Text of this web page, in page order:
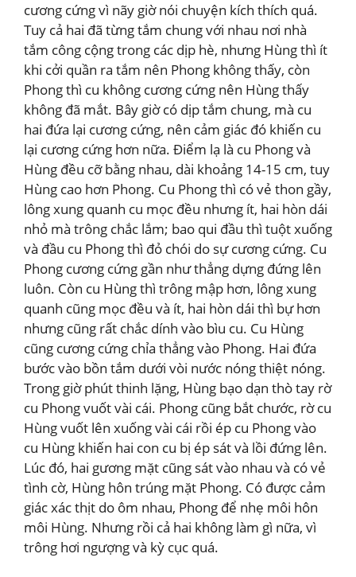
cương cứng vì nãy giờ nói chuyện kích thích quá.
Tuy cả hai đã từng tắm chung với nhau nơi nhà
tắm công cộng trong các dịp hè, nhưng Hùng thì ít
khi cởi quần ra tắm nên Phong không thấy, còn
Phong thì cu không cương cứng nên Hùng thấy
không đã mắt. Bây giờ có dịp tắm chung, mà cu
hai đứa lại cương cứng, nên cảm giác đó khiến cu
lại cương cứng hơn nữa. Điểm lạ là cu Phong và
Hùng đều cỡ bằng nhau, dài khoảng 14-15 cm, tuy
Hùng cao hơn Phong. Cu Phong thì có vẻ thon gầy,
lông xung quanh cu mọc đều nhưng ít, hai hòn dái
nhỏ mà trông chắc lắm; bao qui đầu thì tuột xuống
và đầu cu Phong thì đỏ chói do sự cương cứng. Cu
Phong cương cứng gần như thẳng dựng đứng lên
luôn. Còn cu Hùng thì trông mập hơn, lông xung
quanh cũng mọc đều và ít, hai hòn dái thì bự hơn
nhưng cũng rất chắc dính vào bìu cu. Cu Hùng
cũng cương cứng chỉa thẳng vào Phong. Hai đứa
bước vào bồn tắm dưới vòi nước nóng thiệt nóng.
Trong giờ phút thinh lặng, Hùng bạo dạn thò tay rờ
cu Phong vuốt vài cái. Phong cũng bắt chước, rờ cu
Hùng vuốt lên xuống vài cái rồi ép cu Phong vào
cu Hùng khiến hai con cu bị ép sát và lồi đứng lên.
Lúc đó, hai gương mặt cũng sát vào nhau và có vẻ
tình cờ, Hùng hôn trúng mặt Phong. Có được cảm
giác xác thịt do ôm nhau, Phong để nhẹ môi hôn
môi Hùng. Nhưng rồi cả hai không làm gì nữa, vì
trông hơi ngượng và kỳ cục quá.